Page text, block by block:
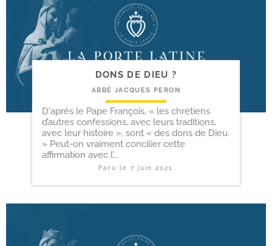
DONS DE DIEU ?
ABBÉ JACQUES PERON
D'après le Pape François, « les chrétiens
d’autres confessions, avec leurs traditions,
avec leur histoire », sont « des dons de Dieu.
» Peut-on vraiment concilier cette
affirmation avec l’...
Paru le7 juin 2021